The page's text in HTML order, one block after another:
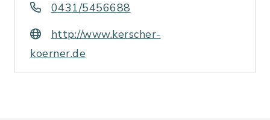
0431/5456688
http://www.kerscher-
koerner.de